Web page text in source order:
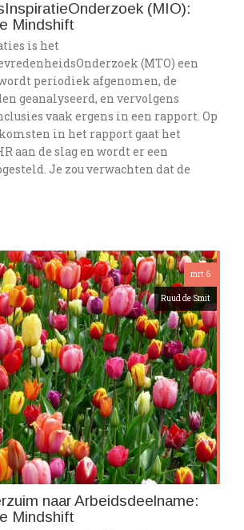
(MIO):
Mindshift
is het
(MTO) een
periodiek afgenomen, de
geanalyseerd, en vervolgens
vaak ergens in een rapport. Op
in het rapport gaat het
aan de slag en wordt er een
Je zou verwachten dat de
mrt 6
Ruud de Smit
naar Arbeidsdeelname:
Mindshift